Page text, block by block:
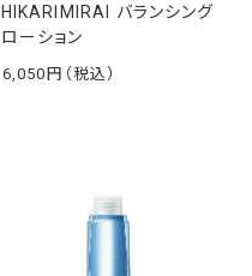
HIKARIMIRAI バランシング
ローション
6,050